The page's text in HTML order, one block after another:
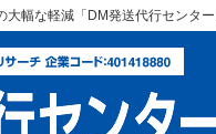
幅な軽減「DM発送代行センター